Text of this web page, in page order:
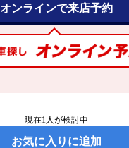
オンラインで来店予約
現在1 人が検討中
お気に入りに追加